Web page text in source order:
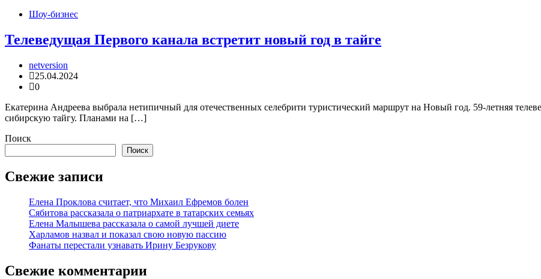
Шоу-бизнес
Телеведущая Первого канала встретит новый год в тайге
netversion
25.04.2024
0
Екатерина Андреева выбрала нетипичный для отечественных селебрити туристический маршрут на Новый год. 59-летняя
сибирскую тайгу. Планами на […]
Поиск
Поиск
Свежие записи
Елена Проклова считает, что Михаил Ефремов болен
Сябитова рассказала о патриархате в татарских семьях
Елена Малышева рассказала о самой лучшей диете
Харламов назвал и показал свою новую пассию
Фанаты перестали узнавать Ирину Безрукову
Свежие комментарии